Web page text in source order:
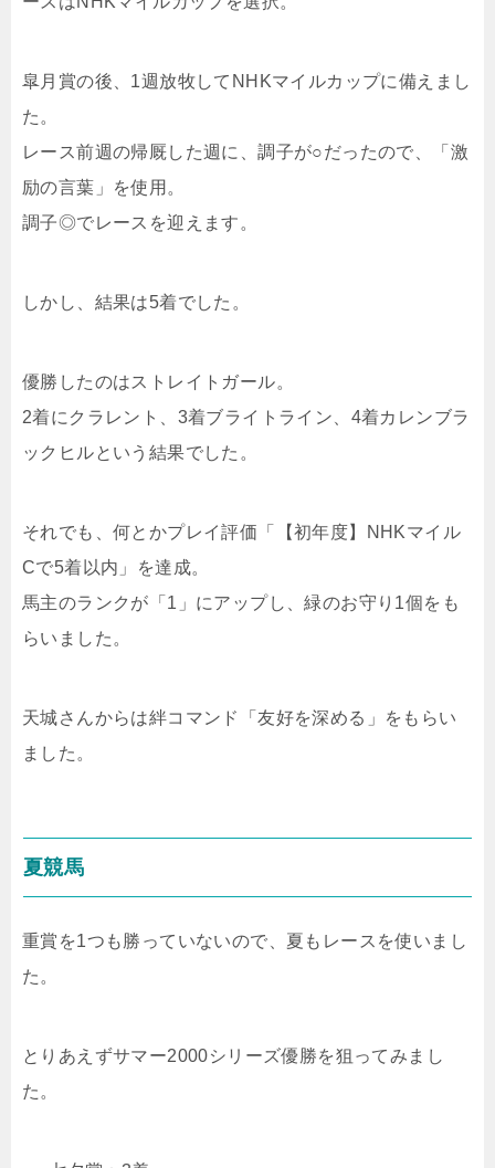
皐月賞の後、1週放牧してNHKマイルカップに備えまし
た。
レース前週の帰厩した週に、調子が○だったので、「激
励の言葉」を使用。
調子◎でレースを迎えます。
しかし、結果は5着でした。
優勝したのはストレイトガール。
2着にクラレント、3着ブライトライン、4着カレンブラ
ックヒルという結果でした。
それでも、何とかプレイ評価「【初年度】NHKマイル
Cで5着以内」を達成。
馬主のランクが「1」にアップし、緑のお守り1個をも
らいました。
天城さんからは絆コマンド「友好を深める」をもらい
ました。
夏競馬
重賞を1つも勝っていないので、夏もレースを使いまし
た。
とりあえずサマー2000シリーズ優勝を狙ってみまし
た。